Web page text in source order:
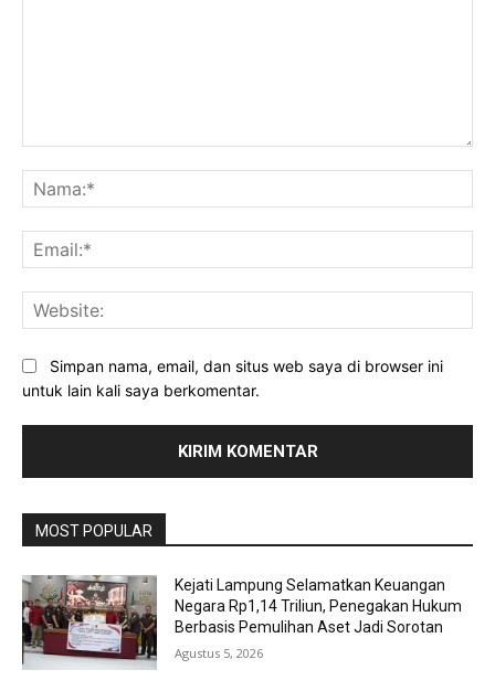
Simpan nama, email, dan situs web saya di browser ini
untuk lain kali saya berkomentar.
MOST POPULAR
Kejati Lampung Selamatkan Keuangan
Negara Rp1,14 Triliun, Penegakan Hukum
Berbasis Pemulihan Aset Jadi Sorotan
Agustus 5, 2026